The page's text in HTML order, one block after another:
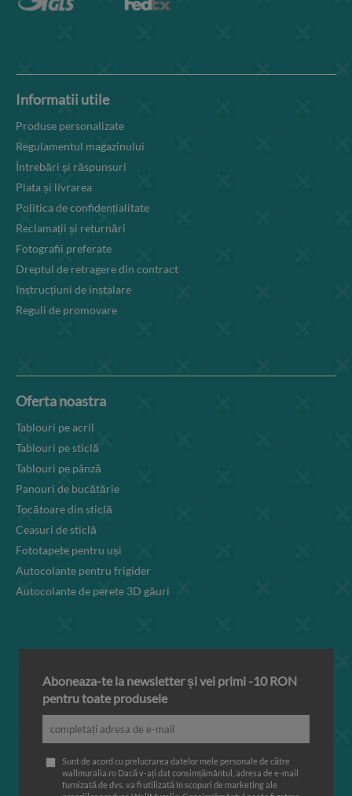
Informatii utile
Produse personalizate
Regulamentul magazinului
Întrebări și răspunsuri
Plata și livrarea
Politica de confidențialitate
Reclamații și returnări
Fotografii preferate
Dreptul de retragere din contract
Instrucțiuni de instalare
Reguli de promovare
Oferta noastra
Tablouri pe acril
Tablouri pe sticlă
Tablouri pe pânză
Panouri de bucătărie
Tocătoare din sticlă
Ceasuri de sticlă
Fototapete pentru uși
Autocolante pentru frigider
Autocolante de perete 3D găuri
Aboneaza-te la newsletter și vei primi -10 RON
pentru toate produsele
Sunt de acord cu prelucrarea datelor mele personale de către
wallmuralia.ro Dacă v-ați dat consimțământul, adresa de e-mail
furnizată de dvs. va fi utilizată în scopuri de marketing ale